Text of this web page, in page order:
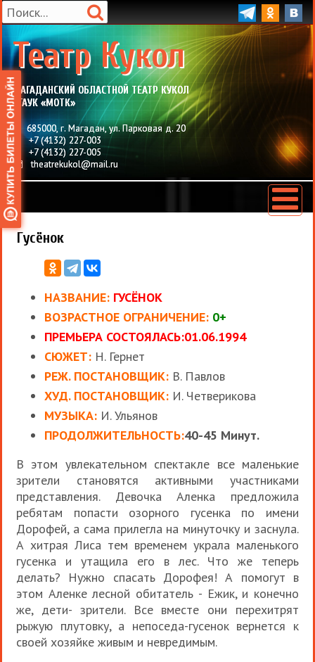
Театр Кукол
МАГАДАНСКИЙ ОБЛАСТНОЙ ТЕАТР КУКОЛ
ОГАУК «МОТК»
685000 г. Магадан,ул. Парковая д. 20
+7 (4132) 227-003
+7 (4132) 227-005
theatrekukol@mail.ru
Гусёнок
НАЗВАНИЕ: ГУСЁНОК
ВОЗРАСТНОЕ ОГРАНИЧЕНИЕ: 0+
ПРЕМЬЕРА СОСТОЯЛАСЬ:01.06.1994
СЮЖЕТ: Н. Гернет
РЕЖ. ПОСТАНОВЩИК: В. Павлов
ХУД. ПОСТАНОВЩИК: И. Четверикова
МУЗЫКА: И. Ульянов
ПРОДОЛЖИТЕЛЬНОСТЬ:40-45 Минут.
В этом увлекательном спектакле все маленькие
зрители становятся активными участниками
представления. Девочка Аленка предложила
ребятам попасти озорного гусенка по имени
Дорофей, а сама прилегла на минуточку и заснула.
А хитрая Лиса тем временем украла маленького
гусенка и утащила его в лес. Что же теперь
делать? Нужно спасать Дорофея! А помогут в
этом Аленке лесной обитатель - Ежик, и конечно
же, дети- зрители. Все вместе они перехитрят
рыжую плутовку, а непоседа-гусенок вернется к
своей хозяйке живым и невредимым.